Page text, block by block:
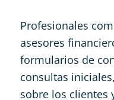
Profesionales
asesores
formularios de
consultas
sobre los clientes